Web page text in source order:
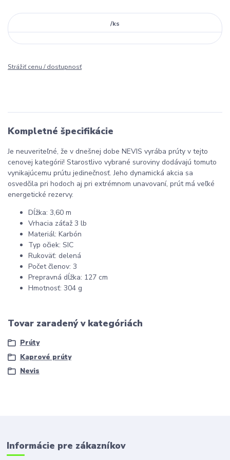
/ks
Strážiť cenu / dostupnosť
Kompletné špecifikácie
Je neuveriteľné, že v dnešnej dobe NEVIS vyrába prúty v tejto
cenovej kategórii! Starostlivo vybrané suroviny dodávajú tomuto
vynikajúcemu prútu jedinečnosť. Jeho dynamická akcia sa
osvedčila pri hodoch aj pri extrémnom unavovaní, prút má veľké
energetické rezervy.
Dĺžka: 3,60 m
Vrhacia záťaž 3 lb
Materiál: Karbón
Typ očiek: SIC
Rukoväť: delená
Počet členov: 3
Prepravná dĺžka: 127 cm
Hmotnosť: 304 g
Tovar zaradený v kategóriách
Prúty
Kaprové prúty
Nevis
Informácie pre zákazníkov